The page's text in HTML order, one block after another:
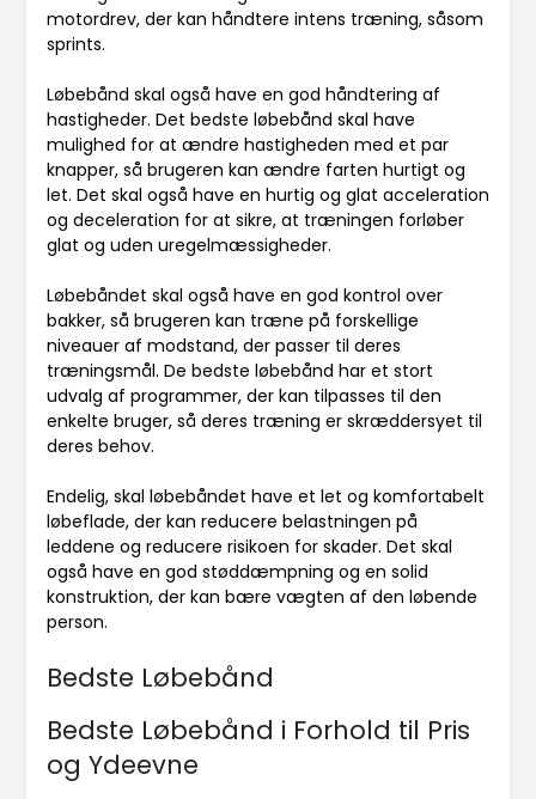
motordrev, der kan håndtere intens træning, såsom
sprints.
Løbebånd skal også have en god håndtering af
hastigheder. Det bedste løbebånd skal have
mulighed for at ændre hastigheden med et par
knapper, så brugeren kan ændre farten hurtigt og
let. Det skal også have en hurtig og glat acceleration
og deceleration for at sikre, at træningen forløber
glat og uden uregelmæssigheder.
Løbebåndet skal også have en god kontrol over
bakker, så brugeren kan træne på forskellige
niveauer af modstand, der passer til deres
træningsmål. De bedste løbebånd har et stort
udvalg af programmer, der kan tilpasses til den
enkelte bruger, så deres træning er skræddersyet til
deres behov.
Endelig, skal løbebåndet have et let og komfortabelt
løbeflade, der kan reducere belastningen på
leddene og reducere risikoen for skader. Det skal
også have en god støddæmpning og en solid
konstruktion, der kan bære vægten af ​​den løbende
person.
Bedste Løbebånd
Bedste Løbebånd i Forhold til Pris
og Ydeevne